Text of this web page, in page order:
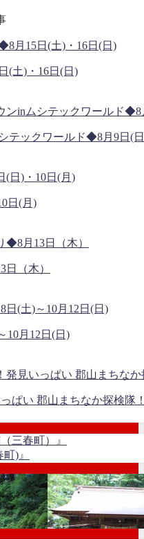
(土)・16日(日)
テックワールド◆8月9日(
日(月)
（木）
10月12日(日)
ぱい 郡山まちなか探検隊
三春町）』
)』